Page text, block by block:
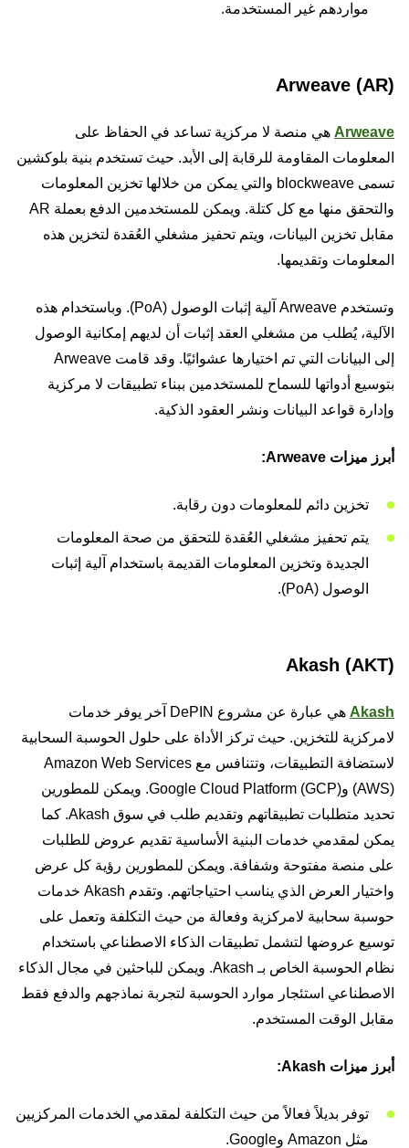
مواردهم غير المستخدمة.
Arweave (AR)
Arweave هي منصة لا مركزية تساعد في الحفاظ على
المعلومات المقاومة للرقابة إلى الأبد. حيث تستخدم بنية بلوكشين
تسمى blockweave والتي يمكن من خلالها تخزين المعلومات
والتحقق منها مع كل كتلة. ويمكن للمستخدمين الدفع بعملة AR
مقابل تخزين البيانات، ويتم تحفيز مشغلي العُقدة لتخزين هذه
المعلومات وتقديمها.
وتستخدم Arweave آلية إثبات الوصول (PoA). وباستخدام هذه
الآلية، يُطلب من مشغلي العقد إثبات أن لديهم إمكانية الوصول
إلى البيانات التي تم اختيارها عشوائيًا. وقد قامت Arweave
بتوسيع أدواتها للسماح للمستخدمين ببناء تطبيقات لا مركزية
وإدارة قواعد البيانات ونشر العقود الذكية.
أبرز ميزات Arweave:
تخزين دائم للمعلومات دون رقابة.
يتم تحفيز مشغلي العُقدة للتحقق من صحة المعلومات
الجديدة وتخزين المعلومات القديمة باستخدام آلية إثبات
الوصول (PoA).
Akash (AKT)
Akash
هي عبارة عن مشروع DePIN آخر يوفر خدمات
لامركزية للتخزين. حيث تركز الأداة على حلول الحوسبة السحابية
لاستضافة التطبيقات، وتتنافس مع Amazon Web Services
(AWS) وGoogle Cloud Platform (GCP). ويمكن للمطورين
تحديد متطلبات تطبيقاتهم وتقديم طلب في سوق Akash. كما
يمكن لمقدمي خدمات البنية الأساسية تقديم عروض للطلبات
على منصة مفتوحة وشفافة. ويمكن للمطورين رؤية كل عرض
واختيار العرض الذي يناسب احتياجاتهم. وتقدم Akash خدمات
حوسبة سحابية لامركزية وفعالة من حيث التكلفة وتعمل على
توسيع عروضها لتشمل تطبيقات الذكاء الاصطناعي باستخدام
نظام الحوسبة الخاص بـ Akash. ويمكن للباحثين في مجال الذكاء
الاصطناعي استئجار موارد الحوسبة لتجربة نماذجهم والدفع فقط
مقابل الوقت المستخدم.
أبرز ميزات Akash:
توفر بديلاً فعالاً من حيث التكلفة لمقدمي الخدمات المركزيين
مثل Amazon وGoogle.